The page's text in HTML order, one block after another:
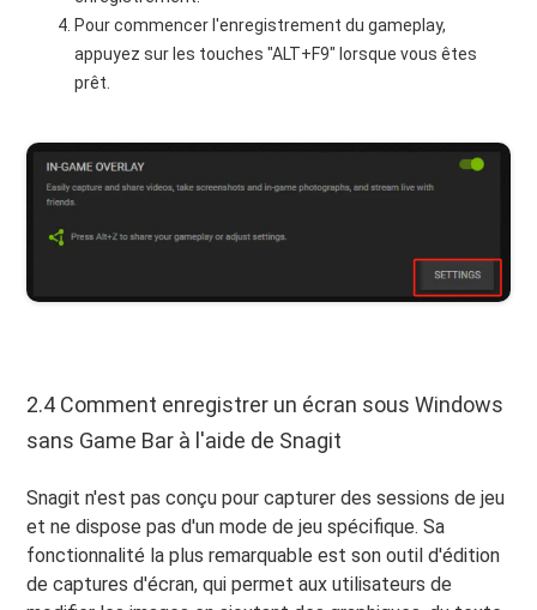
Pour commencer l'enregistrement du gameplay,
appuyez sur les touches "ALT+F9" lorsque vous êtes
prêt.
2.4 Comment enregistrer un écran sous Windows
sans Game Bar à l'aide de Snagit
Snagit n'est pas conçu pour capturer des sessions de jeu
et ne dispose pas d'un mode de jeu spécifique. Sa
fonctionnalité la plus remarquable est son outil d'édition
de captures d'écran, qui permet aux utilisateurs de